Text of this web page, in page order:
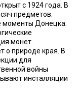
с 1924 года. В
предметов.
моменты Донецка.
монет.
о природе края. В
для
войны
инсталляции